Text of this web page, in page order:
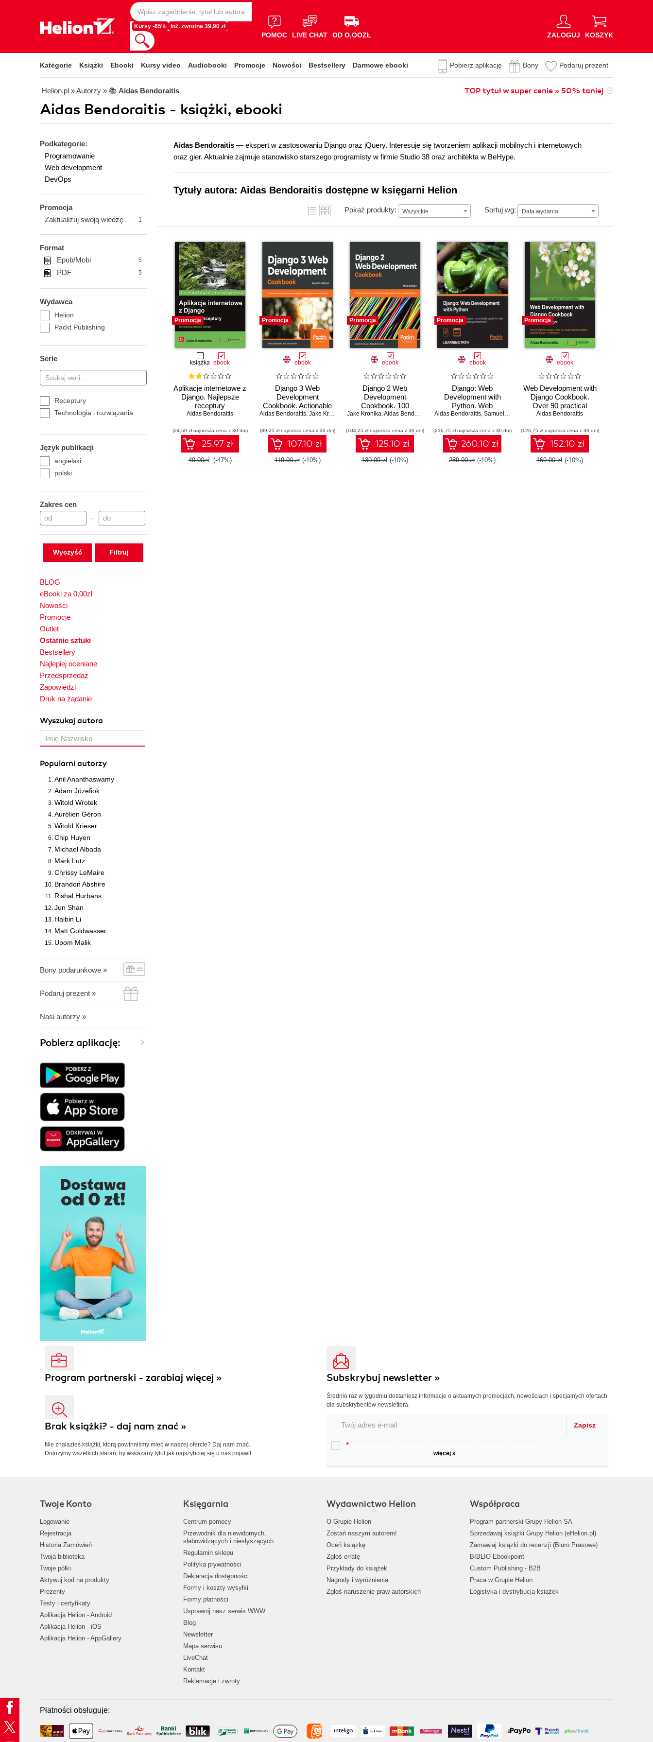
Kursy -65% Inż. zwrotna 39,90 zł
POMOC LIVE CHAT OD O,OOZŁ ZALOGUJ KOSZYK
Kategorie Książki Ebooki Kursy video Audiobooki Promocje Nowości Bestsellery Darmowe ebooki Pobierz aplikację Bony Podaruj prezent
Helion.pl » Autorzy » 📚 Aidas Bendoraitis TOP tytuł w super cenie » 50% taniej
Aidas Bendoraitis - książki, ebooki
Podkategorie:
Programowanie
Web development
DevOps
Promocja
Zaktualizuj swoją wiedzę
1
Format
Epub/Mobi
5
PDF 5
Wydawca
Helion
Packt Publishing
Serie
Receptury
Technologia i rozwiązania
Język publikacji
angielski
polski
Zakres cen
–
Wyczyść
BLOG
eBooki za 0,00zł
Nowości
Promocje
Outlet
Ostatnie sztuki
Bestsellery
Najlepiej oceniane
Przedsprzedaż
Zapowiedzi
Druk na żądanie
Wyszukaj autora
Popularni autorzy
Anil Ananthaswamy
Adam Józefiok
Witold Wrotek
Aurélien Géron
Witold Krieser
Chip Huyen
Michael Albada
Mark Lutz
Chrissy LeMaire
Brandon Abshire
Rishal Hurbans
Jun Shan
Haibin Li
Matt Goldwasser
Upom Malik
Bony podarunkowe »
Podaruj prezent »
Nasi autorzy »
Pobierz aplikację:
Aidas Bendoraitis — ekspert w zastosowaniu Django oraz jQuery. Interesuje się tworzeniem aplikacji mobilnych i internetowych
oraz gier. Aktualnie zajmuje stanowisko starszego programisty w firmie Studio 38 oraz architekta w BeHype.
Tytuły autora: Aidas Bendoraitis dostępne w księgarni Helion
Pokaż produkty: Wszystkie Sortuj wg: Data wydania
Data wydania
Promocja
książka ebook
Aplikacje internetowe z
Django. Najlepsze
receptury
Aidas Bendoraitis
(24,50 zł najniższa cena z 30 dni)
25.97 zł
49.00zł (-47%)
Promocja
ebook
Django 3 Web
Development
Cookbook. Actionable
solutions to common
web development -
Fourth Edition
Aidas Bendoraitis, Jake Kronika
(89,25 zł najniższa cena z 30 dni)
107.10 zł
119.00 zł (-10%)
Promocja
ebook
Django 2 Web
Development
Cookbook. 100
practical recipes on
Python web apps with
Django 2 - Third Edition
Jake Kronika,Aidas Bendoraitis
(104,25 zł najniższa cena z 30 dni)
125.10 zł
139.00 zł (-10%)
Promocja
ebook
Django: Web
Development with
Python. Web
Development with
Aidas Bendoraitis, Samuel Dauzon Arun Ravindran
(216,75 zł najniższa cena z 30 dni)
260.10 zł
289.00 zł (-10%)
Promocja
ebook
Web Development with
Django Cookbook.
Over 90 practical
recipes to help you
websites using the
Django 1.8 framework -
Second Edition
Aidas Bendoraitis
(126,75 zł najniższa cena z 30 dni)
152.10 zł
169.00 zł (-10%)
Program partnerski - zarabiaj więcej »
Brak książki? - daj nam znać »
Nie znalazłeś książki, którą powinniśmy mieć w naszej ofercie? Daj nam znać.
Dołożymy wszelkich starań, by wskazany tytuł jak najszybciej się u nas pojawił.
Subskrybuj newsletter »
Średnio raz w tygodniu dostaniesz informacje o aktualnych promocjach, nowościach i specjalnych ofertach
dla subskrybentów newslettera.
Zapisz
*
więcej »
Twoje Konto
Logowanie
Rejestracja
Historia Zamówień
Twoja biblioteka
Twoje półki
Aktywuj kod na produkty
Prezenty
Testy i certyfikaty
Aplikacja Helion - Android
Aplikacja Helion - iOS
Aplikacja Helion - AppGallery
Księgarnia
Centrum pomocy
Przewodnik dla niewidomych,
słabowidzących i niesłyszących
Regulamin sklepu
Polityka prywatności
Deklaracja dostępności
Formy i koszty wysyłki
Formy płatności
Usprawnij nasz serwis WWW
Blog
Newsletter
Mapa serwisu
LiveChat
Kontakt
Reklamacje i zwroty
Wydawnictwo Helion
O Grupie Helion
Zostań naszym autorem!
Oceń książkę
Zgłoś erratę
Przykłady do książek
Nagrody i wyróżnienia
Zgłoś naruszenie praw autorskich
Współpraca
Program partnerski Grupy Helion SA
Sprzedawaj książki Grupy Helion (eHelion.pl)
Zamawiaj książki do recenzji (Biuro Prasowe)
BIBLIO Ebookpoint
Custom Publishing - B2B
Praca w Grupie Helion
Logistyka i dystrybucja książek
Płatności obsługuje: